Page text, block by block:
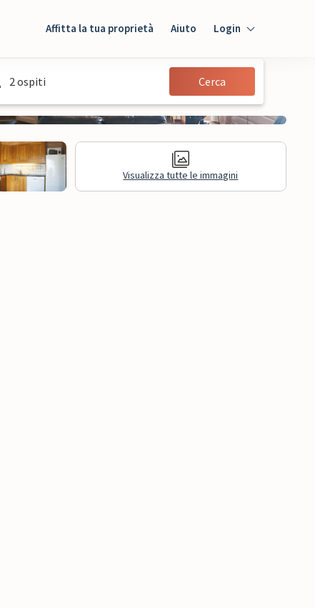
Affitta la tua proprietà Aiuto Login
Ospiti
2 ospiti Cerca
Visualizza tutte le immagini